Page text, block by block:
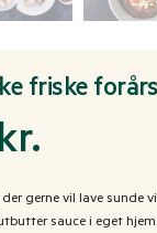
friske
gerne vil lave sunde
sauce i eget